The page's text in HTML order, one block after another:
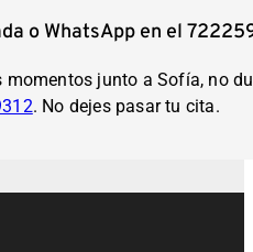
o WhatsApp en el
momentos junto a Sofía, no
. No dejes pasar tu cita.